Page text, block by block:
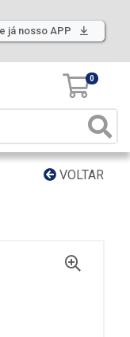
já nosso APP
0
VOLTAR